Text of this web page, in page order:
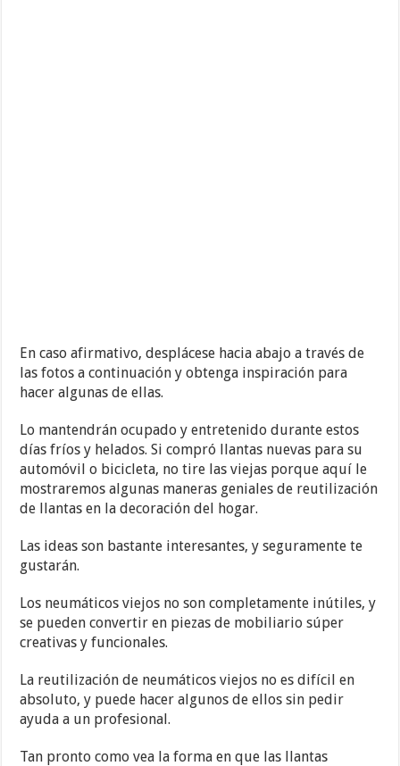
En caso afirmativo, desplácese hacia abajo a través de
las fotos a continuación y obtenga inspiración para
hacer algunas de ellas.
Lo mantendrán ocupado y entretenido durante estos
días fríos y helados. Si compró llantas nuevas para su
automóvil o bicicleta, no tire las viejas porque aquí le
mostraremos algunas maneras geniales de reutilización
de llantas en la decoración del hogar.
Las ideas son bastante interesantes, y seguramente te
gustarán.
Los neumáticos viejos no son completamente inútiles, y
se pueden convertir en piezas de mobiliario súper
creativas y funcionales.
La reutilización de neumáticos viejos no es difícil en
absoluto, y puede hacer algunos de ellos sin pedir
ayuda a un profesional.
Tan pronto como vea la forma en que las llantas